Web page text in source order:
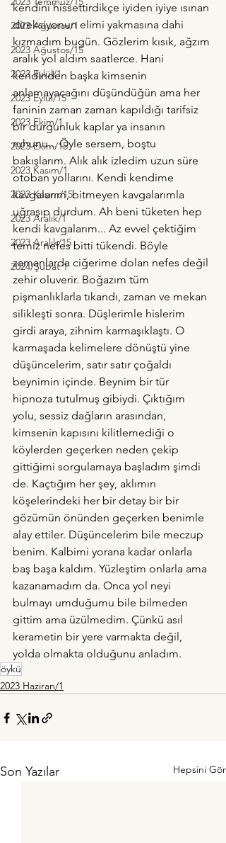
2023 Ağustos/1
2023 Ağustos/15
2023 Eylül/1
2023 Eylül/15
2023 Ekim/1
2023 Ekim/15
2023 Kasım/1
2023 Kasım/15
2023 Aralık/1
2023 Aralık/15
2024/Şubat 1
kendini hissettirdikçe iyiden iyiye ısınan
direksiyonun elimi yakmasına dahi
kızmadım bugün. Gözlerim kısık, ağzım
aralık yol aldım saatlerce. Hani
kendinden başka kimsenin
anlamayacağını düşündüğün ama her
faninin zaman zaman kapıldığı tarifsiz
bir durgunluk kaplar ya insanın
ruhunu... Öyle sersem, boştu
bakışlarım. Alık alık izledim uzun süre
otoban yollarını. Kendi kendime
kavgalarım, bitmeyen kavgalarımla
uğraşıp durdum. Ah beni tüketen hep
kendi kavgalarım... Az evvel çektiğim
temiz nefes bitti tükendi. Böyle
zamanlarda ciğerime dolan nefes değil
zehir oluverir. Boğazım tüm
pişmanlıklarla tıkandı, zaman ve mekan
silikleşti sonra. Düşlerimle hislerim
girdi araya, zihnim karmaşıklaştı. O
karmaşada kelimelere dönüştü yine
düşüncelerim, satır satır çoğaldı
beynimin içinde. Beynim bir tür
hipnoza tutulmuş gibiydi. Çıktığım
yolu, sessiz dağların arasından,
kimsenin kapısını kilitlemediği o
köylerden geçerken neden çekip
gittiğimi sorgulamaya başladım şimdi
de. Kaçtığım her şey, aklımın
köşelerindeki her bir detay bir bir
gözümün önünden geçerken benimle
alay ettiler. Düşüncelerim bile meczup
benim. Kalbimi yorana kadar onlarla
baş başa kaldım. Yüzleştim onlarla ama
kazanamadım da. Onca yol neyi
bulmayı umduğumu bile bilmeden
gittim ama üzülmedim. Çünkü asıl
kerametin bir yere varmakta değil,
yolda olmakta olduğunu anladım.
öykü
2023 Haziran/1
Son Yazılar Hepsini Gör